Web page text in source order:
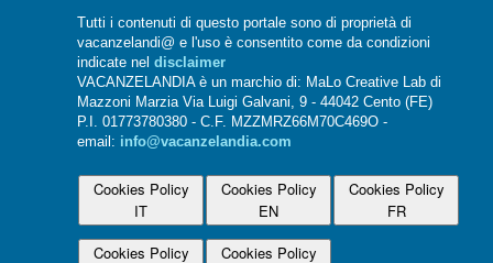
Tutti i contenuti di questo portale sono di proprietà di
vacanzelandi@ e l'uso è consentito come da condizioni
indicate nel disclaimer
VACANZELANDIA è un marchio di: MaLo Creative Lab di
Mazzoni Marzia Via Luigi Galvani, 9 - 44042 Cento (FE)
P.I. 01773780380 - C.F. MZZMRZ66M70C469O -
email: info@vacanzelandia.com
Cookies Policy
IT
Cookies Policy
EN
Cookies Policy
FR
Cookies Policy
Cookies Policy